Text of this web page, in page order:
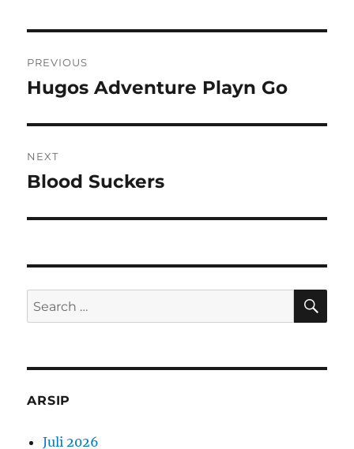
pos
PREVIOUS
Previous
Hugos Adventure Playn Go
NEXT
Next
Blood Suckers
Search
for:
ARSIP
Juli 2026